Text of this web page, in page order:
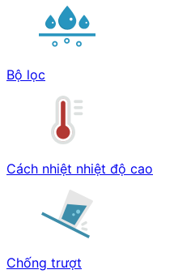
Bộ lọc
Cách nhiệt nhiệt độ cao
Chống trượt